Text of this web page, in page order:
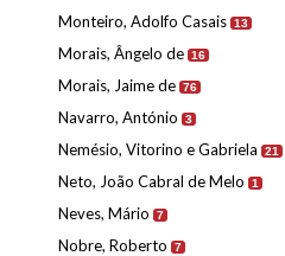
Monteiro, Adolfo Casais 13
Morais, Ângelo de 16
Morais, Jaime de 76
Navarro, António 3
Nemésio, Vitorino e Gabriela 21
Neto, João Cabral de Melo 1
Neves, Mário 7
Nobre, Roberto 7